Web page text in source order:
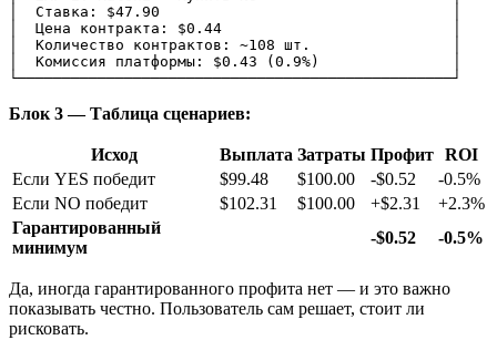
│  Ставка: $47.90                                 │
│  Цена контракта: $0.44                          │
│  Количество контрактов: ~108 шт.                │
│  Комиссия платформы: $0.43 (0.9%)               │
Блок 3 — Таблица сценариев:
Исход Выплата Затраты Профит ROI
Если YES победит
$99.48 $100.00 -$0.52
-0.5%
Если NO победит
$102.31 $100.00 +$2.31
+2.3%
Гарантированный
минимум
-$0.52 -0.5%
Да, иногда гарантированного профита нет — и это важно
показывать честно. Пользователь сам решает, стоит ли
рисковать.